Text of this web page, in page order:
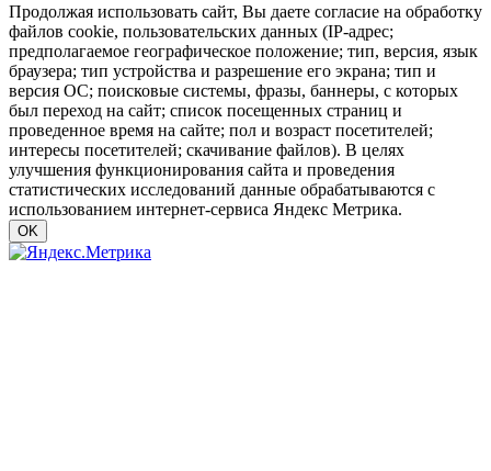
Продолжая использовать сайт, Вы даете согласие на обработку
файлов cookie, пользовательских данных (IP-адрес;
предполагаемое географическое положение; тип, версия, язык
браузера; тип устройства и разрешение его экрана; тип и
версия ОС; поисковые системы, фразы, баннеры, с которых
был переход на сайт; список посещенных страниц и
проведенное время на сайте; пол и возраст посетителей;
интересы посетителей; скачивание файлов). В целях
улучшения функционирования сайта и проведения
статистических исследований данные обрабатываются с
использованием интернет-сервиса Яндекс Метрика.
OK